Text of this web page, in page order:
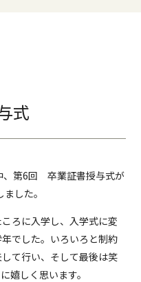
式
、第6回 卒業証書授与式が
した。
ろに入学し、入学式に変
でした。いろいろと制約
て行い、そして最後は笑
嬉しく思います。